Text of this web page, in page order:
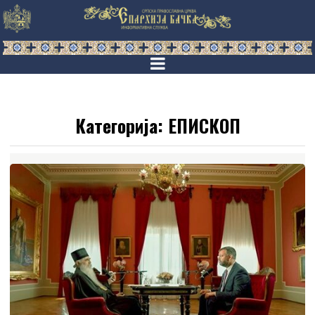
Категорија: ЕПИСКОП